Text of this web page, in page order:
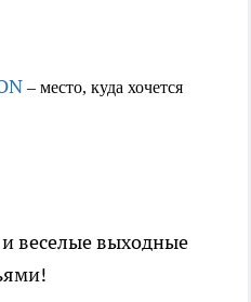
– место, куда хочется
веселые выходные